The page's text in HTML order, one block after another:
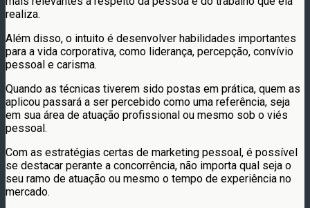
realiza.
Além disso, o intuito é desenvolver habilidades importantes
para a vida corporativa, como liderança, percepção, convívio
pessoal e carisma.
Quando as técnicas tiverem sido postas em prática, quem as
aplicou passará a ser percebido como uma referência, seja
em sua área de atuação profissional ou mesmo sob o viés
pessoal.
Com as estratégias certas de marketing pessoal, é possível
se destacar perante a concorrência, não importa qual seja o
seu ramo de atuação ou mesmo o tempo de experiência no
mercado.